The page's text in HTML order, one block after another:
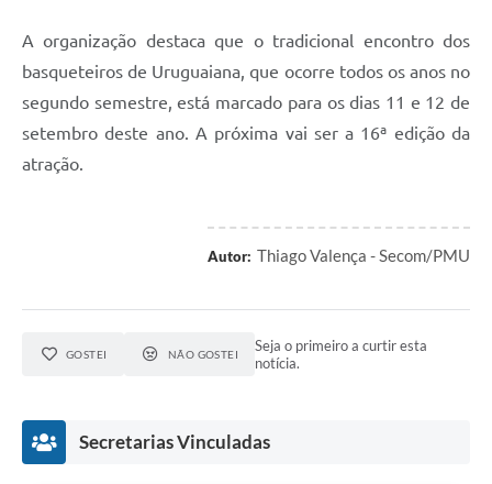
A organização destaca que o tradicional encontro dos
basqueteiros de Uruguaiana, que ocorre todos os anos no
segundo semestre, está marcado para os dias 11 e 12 de
setembro deste ano. A próxima vai ser a 16ª edição da
atração.
Autor: Thiago Valença - Secom/PMU
GOSTEI NÃO GOSTEI
Seja o primeiro a curtir esta
notícia.
Secretarias Vinculadas